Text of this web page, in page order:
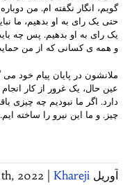
گویم، انگار نگفته ام. من
حتی یک رای به او بدهیم، ما
یک رای به او بدهیم. پس چه
و همه ی کسانی که از من حمایت
ملانشون در پایان پیام خود می
عین حال، یک غرور از کار
دارد. اگر ما نبودیم چه چیزی
چیز. و ما این نیرو را ساخته
آوریل 11th, 2022 Khareji